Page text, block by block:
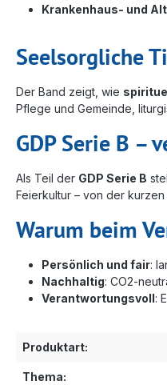
Krankenhaus- und
Seelsorgliche
Der Band zeigt, wie
Pflege und Gemeinde,
GDP Serie B –
Als Teil der GDP Serie B
Feierkultur – von der
Warum beim
Persönlich und fair:
Nachhaltig: CO2-
Verantwortungsvoll:
Produktart:
Thema: